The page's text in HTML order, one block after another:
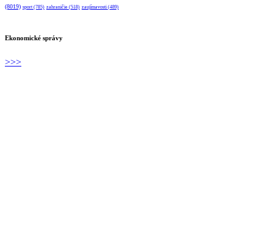
(8019) sport (785) zahraničie (518) zaujímavosti (489)
Ekonomické správy
>>>